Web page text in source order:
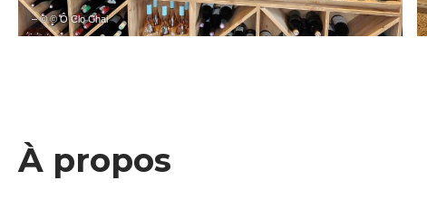
– © © Ô Clo Chai
À propos